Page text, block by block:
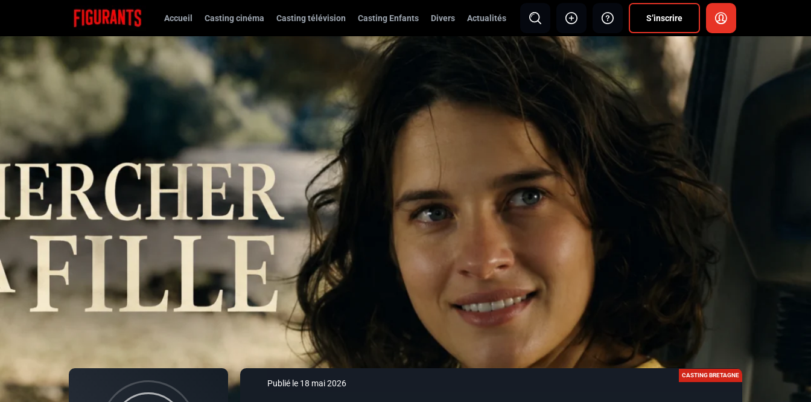
Accueil Casting cinéma Casting télévision Casting Enfants Divers Actualités S’inscrire
Publié le 18 mai 2026
CASTING BRETAGNE